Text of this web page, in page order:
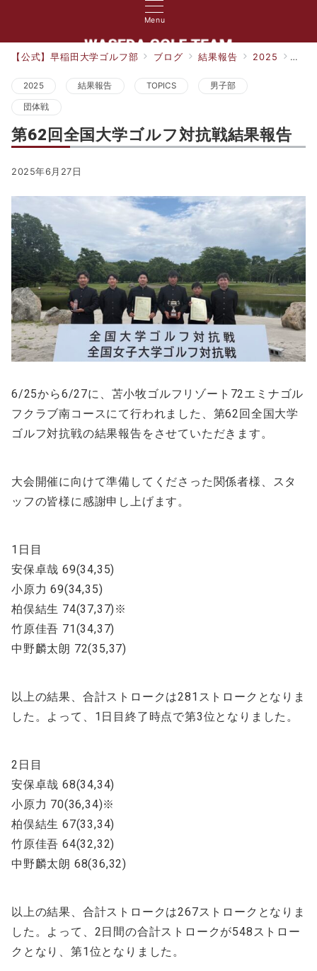
Menu
【公式】早稲田大学ゴルフ部 ブログ 結果報告 2025 第62
2025 結果報告 TOPICS 男子部
団体戦
第62回全国大学ゴルフ対抗戦結果報告
2025年6月27日
6/25から6/27に、苫小牧ゴルフリゾート72エミナゴル
フクラブ南コースにて行われました、第62回全国大学
ゴルフ対抗戦の結果報告をさせていただきます。
大会開催に向けて準備してくださった関係者様、スタ
ッフの皆様に感謝申し上げます。
1日目
安保卓哉 69(34,35)
小原力 69(34,35)
柏俣結生 74(37,37)※
竹原佳吾 71(34,37)
中野麟太朗 72(35,37)
以上の結果、合計ストロークは281ストロークとなりま
した。よって、1日目終了時点で第3位となりました。
2日目
安保卓哉 68(34,34)
小原力 70(36,34)※
柏俣結生 67(33,34)
竹原佳吾 64(32,32)
中野麟太朗 68(36,32)
以上の結果、合計ストロークは267ストロークとなりま
した。よって、2日間の合計ストロークが548ストロー
クとなり、第1位となりました。